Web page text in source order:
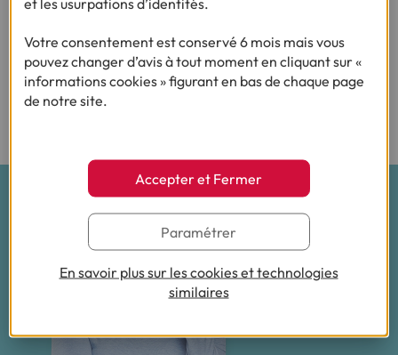
teintes plus vives.
Vous pouvez préférer des couleurs franches (rouge,
orange, jaune), douces (rose poudré) mais aussi du bleu
(pétrole, canard, sombre…) par petites touches au
niveau de la crédence, du sol ou sur un seul pan de mur,
Votre consentement est conservé 6 mois mais vous
pouvez changer d’avis à tout moment en cliquant sur «
informations cookies » figurant en bas de chaque page
de notre site.
Accepter et Fermer
Paramétrer
En savoir plus sur les cookies et technologies
similaires